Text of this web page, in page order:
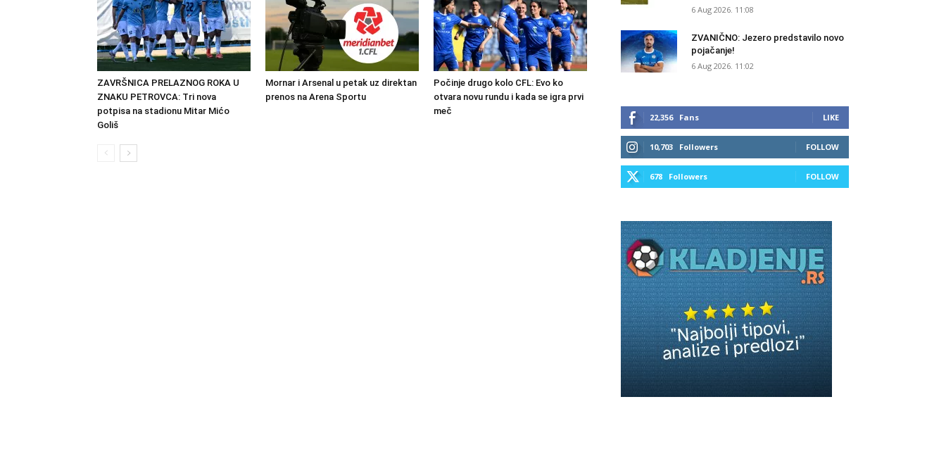
ZAVRŠNICA PRELAZNOG ROKA U
ZNAKU PETROVCA: Tri nova
potpisa na stadionu Mitar Mićo
Goliš
Mornar i Arsenal u petak uz direktan
prenos na Arena Sportu
Počinje drugo kolo CFL: Evo ko
otvara novu rundu i kada se igra prvi
meč
6 Aug 2026. 11:08
ZVANIČNO: Jezero predstavilo novo
pojačanje!
6 Aug 2026. 11:02
22,356 Fans LIKE
10,703 Followers FOLLOW
678 Followers FOLLOW